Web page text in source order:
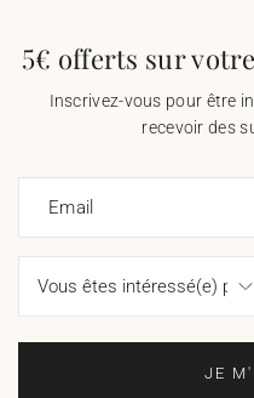
5€ offerts sur
Inscrivez-vous pour être
recevoir des
Email
JE